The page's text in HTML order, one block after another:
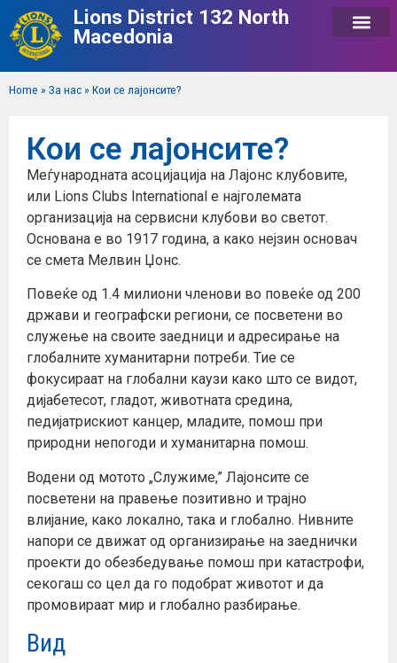
Lions District 132 North
Macedonia
Home » За нас» Кои се лајонсите?
Кои се лајонсите?
Меѓународната асоцијација на Лајонс клубовите,
или Lions Clubs International е најголемата
организација на сервисни клубови во светот.
Основана е во 1917 година, а како нејзин основач
се смета Мелвин Џонс.
Повеќе од 1.4 милиони членови во повеќе од 200
држави и географски региони, се посветени во
служење на своите заедници и адресирање на
глобалните хуманитарни потреби. Тие се
фокусираат на глобални каузи како што се видот,
дијабетесот, гладот, животната средина,
педијатрискиот канцер, младите, помош при
природни непогоди и хуманитарна помош.
Водени од мотото „Служиме,” Лајонсите се
посветени на правење позитивно и трајно
влијание, како локално, така и глобално. Нивните
напори се движат од организирање на заеднички
проекти до обезбедување помош при катастрофи,
секогаш со цел да го подобрат животот и да
промовираат мир и глобално разбирање.
Вид